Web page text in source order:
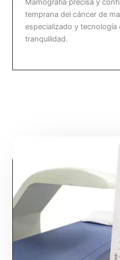
Mamografía precisa y
temprana del cáncer de
especializado y tecnología
tranquilidad.